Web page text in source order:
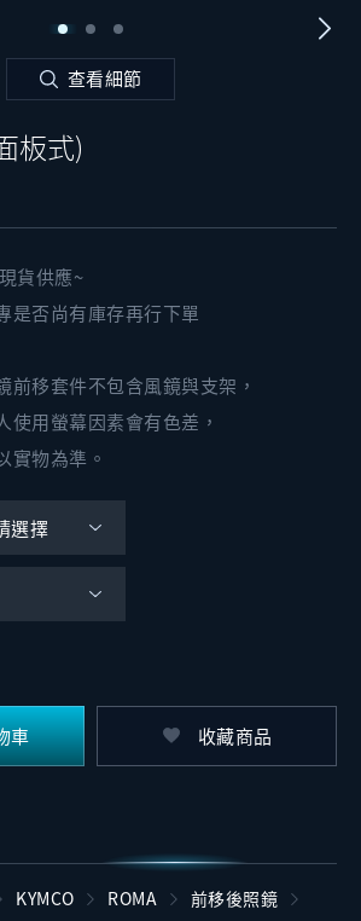
查看細節
板式)
貨供應~
是否尚有庫存再行下單
前移套件不包含風鏡與支架，
使用螢幕因素會有色差，
實物為準。
車 收藏商品
KYMCO ROMA
前移後照鏡